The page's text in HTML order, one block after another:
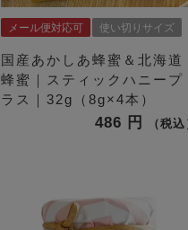
メール便対応可 使い切りサイズ
国産あかしあ蜂蜜＆北海道
蜂蜜｜スティックハニープ
ラス｜32g（8g×4本）
486 税込